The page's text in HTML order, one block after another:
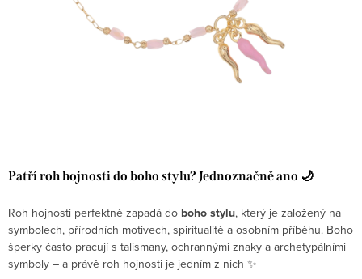
Patří roh hojnosti do boho stylu? Jednoznačně ano 🌙
Roh hojnosti perfektně zapadá do boho stylu, který je založený na
symbolech, přírodních motivech, spiritualitě a osobním příběhu. Boho
šperky často pracují s talismany, ochrannými znaky a archetypálními
symboly – a právě roh hojnosti je jedním z nich ✨